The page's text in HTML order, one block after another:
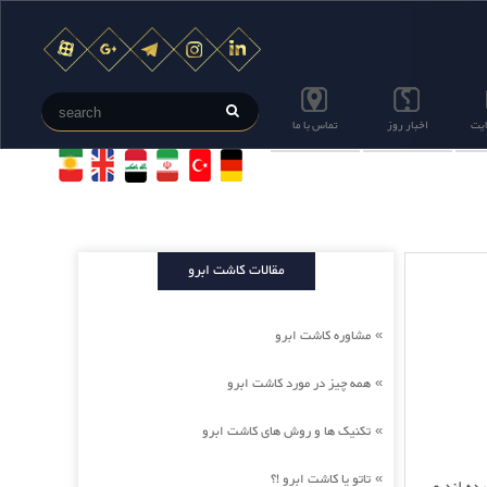
اخبار روز تماس با ما
مقالات کاشت ابرو
» مشاوره کاشت ابرو
» همه چیز در مورد کاشت ابرو
» تکنیک ها و روش های کاشت ابرو
» تاتو یا کاشت ابرو !؟